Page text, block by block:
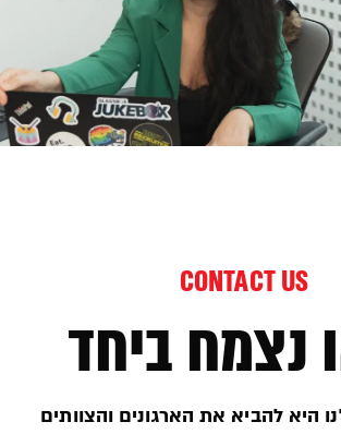
CONTACT US
נצמח ביחד
היא להביא את הארגונים והצוותים